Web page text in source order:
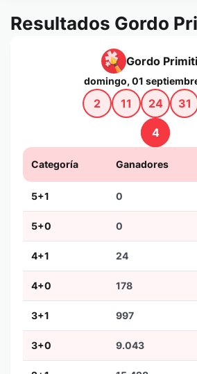
Resultados Gordo
Gordo
domingo, 01
2 11 24 31
4
Categoría Ganadores
5+1 0
5+0 0
4+1 24
4+0 178
3+1 997
3+0 9.043